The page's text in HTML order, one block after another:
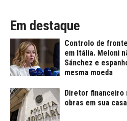
Em destaque
Controlo de
em Itália. Meloni
Sánchez e
mesma moeda
Diretor financeiro
obras em sua